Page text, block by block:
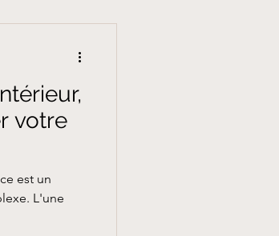
votre
est un
L'une